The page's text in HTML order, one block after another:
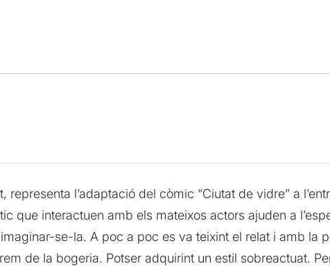
l’adaptació del còmic “Ciutat de vidre” a
que interactuen amb els mateixos actors ajuden a
se-la. A poc a poc es va teixint el relat i amb la
de la bogeria. Potser adquirint un estil sobreactuat.